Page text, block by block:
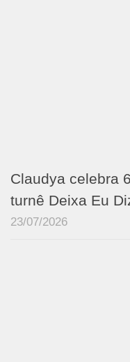
Claudya celebra
turnê Deixa Eu
23/07/2026